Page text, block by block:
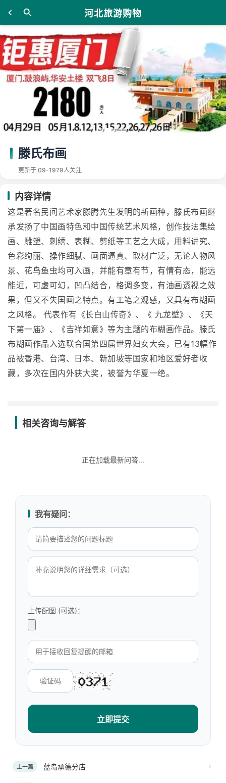
河北旅游购物
滕氏布画
更新于 09-1979人关注
内容详情
这是著名民间艺术家滕腾先生发明的新画种，滕氏布画继
承发扬了中国画特色和中国传统艺术风格，创作技法集绘
画、雕塑、刺绣、表糊、剪纸等工艺之大成，用料讲究、
色彩绚丽、操作细腻、画面逼真、取材广泛，无论人物风
景、花鸟鱼虫均可入画，并能有章有节，有情有态，能远
能近，可虚可幻，凹凸结合，格调多变，有油画透视之效
果，但又不失国画之特点。有工笔之观感，又具有布糊画
之风格。 代表作有《长白山传奇》、《 九龙壁》、《天
下第一庙》、《吉祥如意》等为主题的布糊画作品。滕氏
布糊画作品入选联合国第四届世界妇女大会，已有13幅作
品被香港、台湾、日本、新加坡等国家和地区爱好者收
藏，多次在国内外获大奖，被誉为华夏一绝。
相关咨询与解答
正在加载最新问答...
我有疑问：
上传配图 (可选)：
立即提交
上一篇 蓝岛承德分店